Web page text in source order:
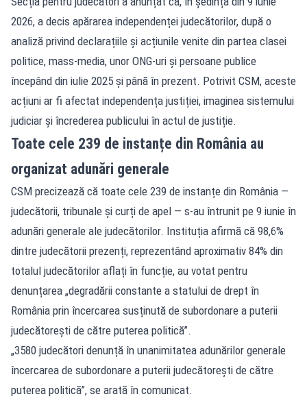
2026, a decis apărarea independenței judecătorilor, după o
analiză privind declarațiile și acțiunile venite din partea clasei
politice, mass-media, unor ONG-uri și persoane publice
începând din iulie 2025 și până în prezent. Potrivit CSM, aceste
acțiuni ar fi afectat independența justiției, imaginea sistemului
judiciar și încrederea publicului în actul de justiție.
Toate cele 239 de instanțe din România au
organizat adunări generale
CSM precizează că toate cele 239 de instanțe din România —
judecătorii, tribunale și curți de apel — s-au întrunit pe 9 iunie în
adunări generale ale judecătorilor. Instituția afirmă că 98,6%
dintre judecătorii prezenți, reprezentând aproximativ 84% din
totalul judecătorilor aflați în funcție, au votat pentru
denunțarea „degradării constante a statului de drept în
România prin încercarea susținută de subordonare a puterii
judecătorești de către puterea politică”.
„3580 judecători denunță în unanimitatea adunărilor generale
încercarea de subordonare a puterii judecătorești de către
puterea politică”, se arată în comunicat.